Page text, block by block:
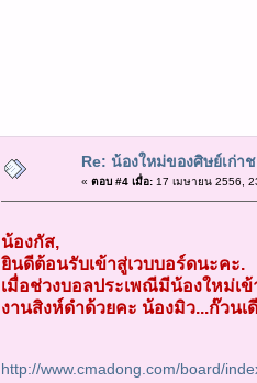
Re: น้องใหม่ของศิษย์เก่า
« ตอบ #4 เมื่อ:17 เมษายน 2556,
น้องกัส,
ยินดีต้อนรับเข้าสู่เวบบอร์ดนะคะ.
เมื่อช่วงบอลประเพณีมีน้องใหม่เข้
งานสิงห์ดำด้วยคะ น้องมิว...ก๊วนเ
http://www.cmadong.com/board/